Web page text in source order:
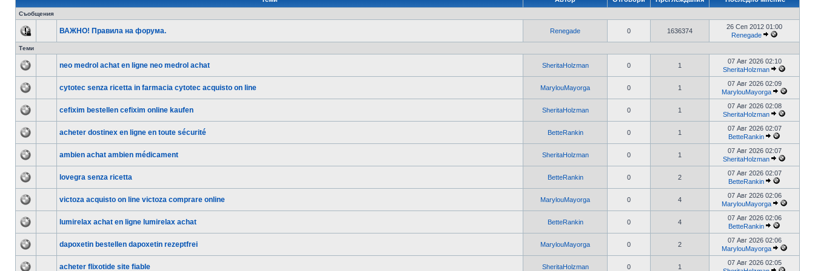
Съобщения
ВАЖНО! Правила на форума. Renegade 0 1636374
26 Сеп 2012 01:00
Renegade
Теми
neo medrol achat en ligne neo medrol achat SheritaHolzman 0 1
07 Авг 2026 02:10
SheritaHolzman
cytotec senza ricetta in farmacia cytotec acquisto on line MarylouMayorga 0 1
07 Авг 2026 02:09
MarylouMayorga
cefixim bestellen cefixim online kaufen SheritaHolzman 0 1
07 Авг 2026 02:08
SheritaHolzman
acheter dostinex en ligne en toute sécurité BetteRankin 0 1
07 Авг 2026 02:07
BetteRankin
ambien achat ambien médicament SheritaHolzman 0 1
07 Авг 2026 02:07
SheritaHolzman
lovegra senza ricetta BetteRankin 0 2
07 Авг 2026 02:07
BetteRankin
victoza acquisto on line victoza comprare online MarylouMayorga 0 4
07 Авг 2026 02:06
MarylouMayorga
lumirelax achat en ligne lumirelax achat BetteRankin 0 4
07 Авг 2026 02:06
BetteRankin
dapoxetin bestellen dapoxetin rezeptfrei MarylouMayorga 0 2
07 Авг 2026 02:06
MarylouMayorga
acheter flixotide site fiable SheritaHolzman 0 1
07 Авг 2026 02:05